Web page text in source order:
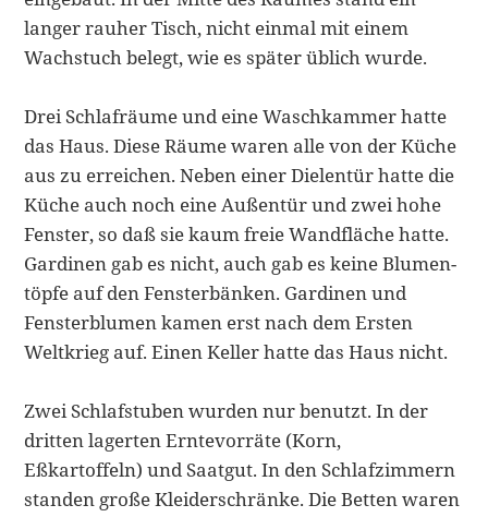
langer rauher Tisch, nicht einmal mit einem
Wachstuch belegt, wie es später üblich wurde.
Drei Schlafräume und eine Waschkammer hatte
das Haus. Diese Räume waren alle von der Küche
aus zu erreichen. Neben einer Dielentür hatte die
Küche auch noch eine Außentür und zwei hohe
Fenster, so daß sie kaum freie Wandfläche hatte.
Gardinen gab es nicht, auch gab es keine Blumen­
töpfe auf den Fensterbänken. Gardinen und
Fensterblumen kamen erst nach dem Ersten
Weltkrieg auf. Einen Keller hatte das Haus nicht.
Zwei Schlafstuben wurden nur benutzt. In der
dritten lagerten Erntevor­räte (Korn,
Eßkartoffeln) und Saatgut. In den Schlafzimmern
standen große Kleiderschränke. Die Betten waren